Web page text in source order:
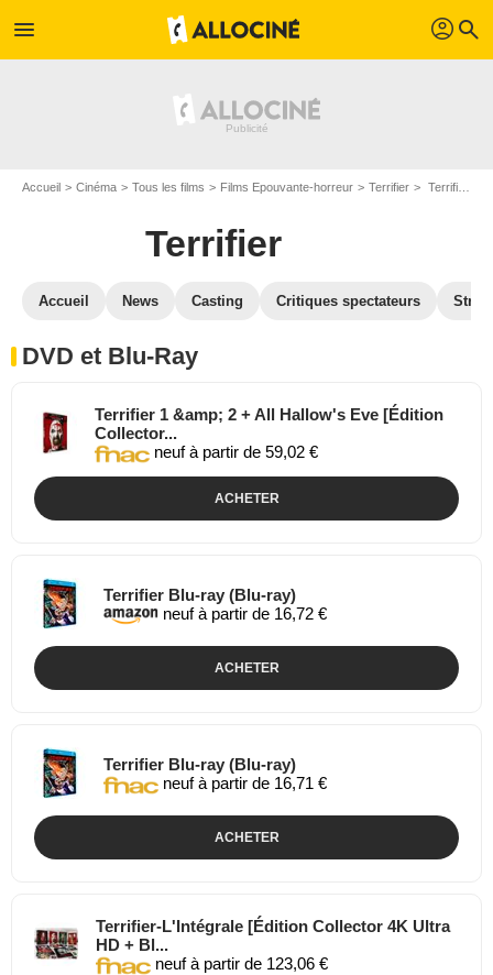
menu profil search
Accueil Cinéma Tous les films Films Epouvante-horreur Terrifier Terrifier en DVD Blu Ray
Terrifier
Accueil News Casting Critiques spectateurs
DVD et Blu-Ray
Terrifier 1 &amp; 2 + All Hallow's Eve [Édition
Collector...
neuf à partir de 59,02 €
ACHETER
Terrifier Blu-ray (Blu-ray)
neuf à partir de 16,72 €
ACHETER
Terrifier Blu-ray (Blu-ray)
neuf à partir de 16,71 €
ACHETER
Terrifier-L'Intégrale [Édition Collector 4K Ultra
HD + Bl...
neuf à partir de 123,06 €